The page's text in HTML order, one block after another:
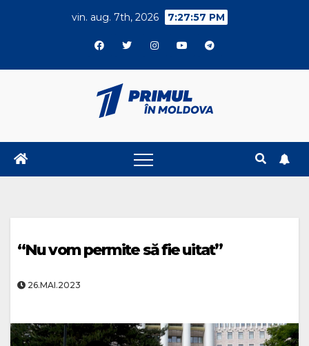
vin. aug. 7th, 2026 7:27:57 PM
“Nu vom permite să fie uitat”
26.MAI.2023